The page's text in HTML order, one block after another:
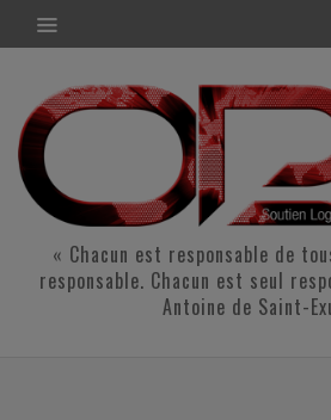
« Chacun est responsable de
responsable. Chacun est seul
Antoine de Saint-